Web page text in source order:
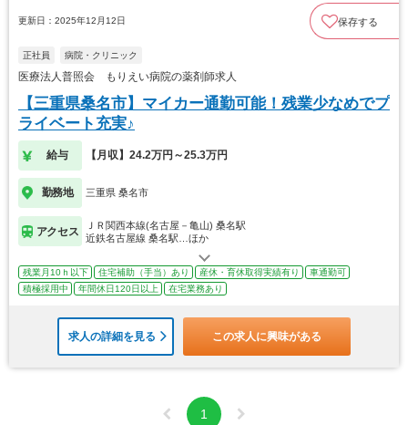
更新日：2025年12月12日 保存する
正社員 病院・クリニック
医療法人普照会 もりえい病院の薬剤師求人
【三重県桑名市】マイカー通勤可能！残業少なめでプ
ライベート充実♪
給与 【月収】24.2万円～25.3万円
勤務地 三重県 桑名市
アクセス
ＪＲ関西本線(名古屋－亀山) 桑名駅
近鉄名古屋線 桑名駅…ほか
残業月10ｈ以下 住宅補助（手当）あり 産休・育休取得実績有り
車通勤可
積極採用中
年間休日120日以上 在宅業務あり
求人の詳細を見る この求人に興味がある
1